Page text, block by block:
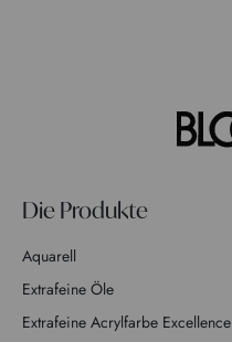
Die Produkte
Aquarell
Extrafeine Öle
Extrafeine Acrylfarbe Excellence